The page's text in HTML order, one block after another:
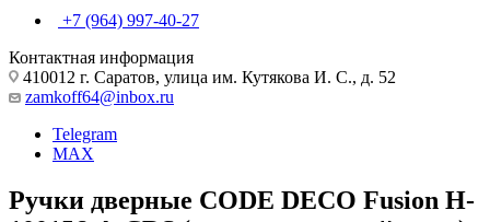
+7 (964) 997-40-27
Контактная информация
410012 г. Саратов, улица им. Кутякова И. С., д. 52
zamkoff64@inbox.ru
Telegram
MAX
Ручки дверные CODE DECO Fusion H-